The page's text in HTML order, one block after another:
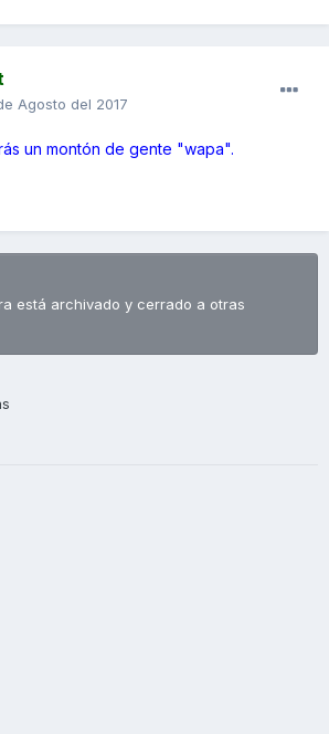
Agosto del 2017
un montón de gente "wapa".
está archivado y cerrado a otras